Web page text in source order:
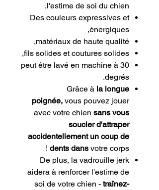
l'estime de soi du chien,
Des couleurs expressives et
énergiques,
matériaux de haute qualité,
fils solides et coutures solides,
peut être lavé en machine à 30
degrés.
Grâce à la longue
poignée, vous pouvez jouer
avec votre chien sans vous
soucier d'attraper
accidentellement un coup de
dents dans votre corps !
De plus, la vadrouille jerk
aidera à renforcer l'estime de
soi de votre chien - traînez-